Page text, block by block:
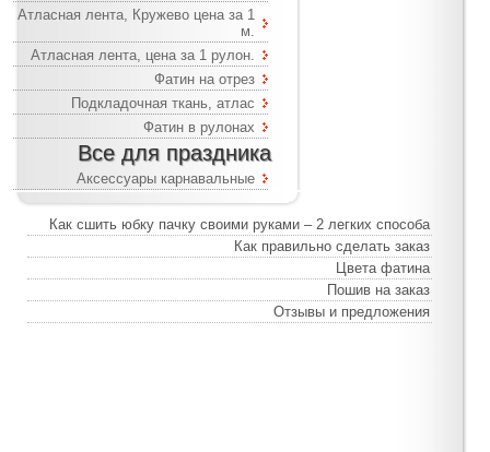
Атласная лента, Кружево цена за 1
м.
Атласная лента, цена за 1 рулон.
Фатин на отрез
Подкладочная ткань, атлас
Фатин в рулонах
Все для праздника
Аксессуары карнавальные
Как сшить юбку пачку своими руками – 2 легких способа
Как правильно сделать заказ
Цвета фатина
Пошив на заказ
Отзывы и предложения